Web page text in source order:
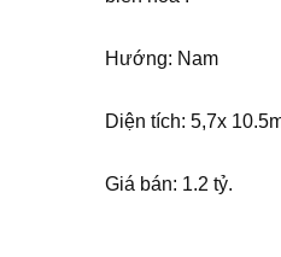
Hướng: Nam
Diện tích: 5,7x
Giá bán: 1.2 tỷ.